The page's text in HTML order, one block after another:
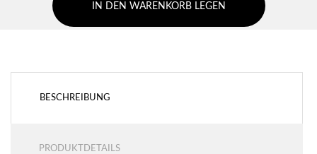
IN DEN WARENKORB LEGEN
BESCHREIBUNG
PRODUKTDETAILS